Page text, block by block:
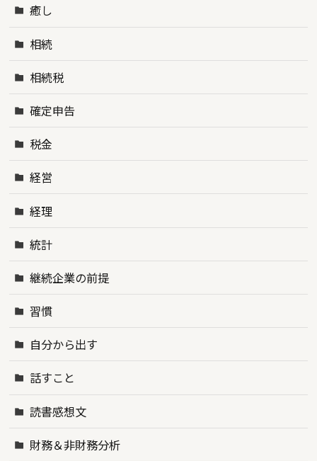
癒し
相続
相続税
確定申告
税金
経営
経理
統計
継続企業の前提
習慣
自分から出す
話すこと
読書感想文
財務＆非財務分析